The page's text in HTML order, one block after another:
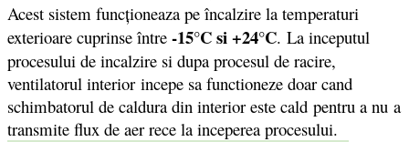
Acest sistem funcționeaza pe încalzire la temperaturi
exterioare cuprinse între -15°C si +24°C. La inceputul
procesului de incalzire si dupa procesul de racire,
ventilatorul interior incepe sa functioneze doar cand
schimbatorul de caldura din interior este cald pentru a nu a
transmite flux de aer rece la inceperea procesului.